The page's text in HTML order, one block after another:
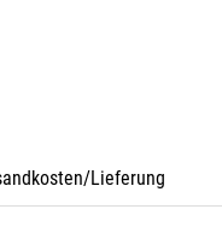
Lieferung